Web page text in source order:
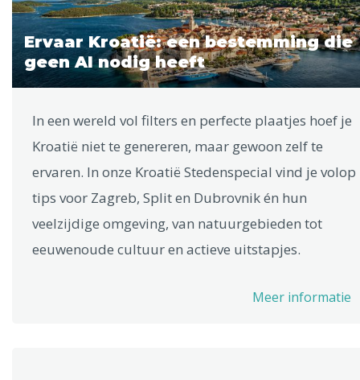
Ervaar Kroatië: een bestemming die
geen AI nodig heeft
In een wereld vol filters en perfecte plaatjes hoef je
Kroatië niet te genereren, maar gewoon zelf te
ervaren. In onze Kroatië Stedenspecial vind je volop
tips voor Zagreb, Split en Dubrovnik én hun
veelzijdige omgeving, van natuurgebieden tot
eeuwenoude cultuur en actieve uitstapjes.
Meer informatie